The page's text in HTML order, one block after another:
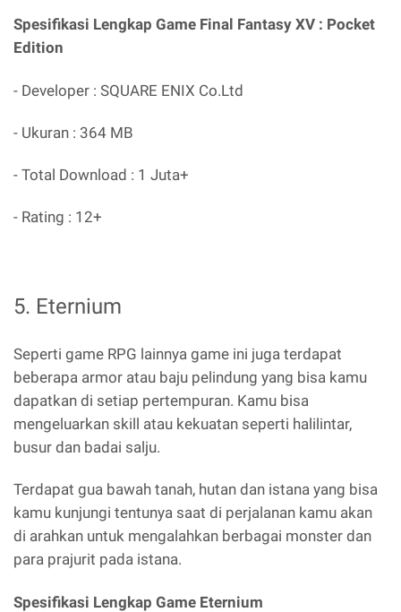
Spesifikasi Lengkap Game Final Fantasy XV : Pocket
Edition
- Developer : SQUARE ENIX Co.Ltd
- Ukuran : 364 MB
- Total Download : 1 Juta+
- Rating : 12+
5. Eternium
Seperti game RPG lainnya game ini juga terdapat
beberapa armor atau baju pelindung yang bisa kamu
dapatkan di setiap pertempuran. Kamu bisa
mengeluarkan skill atau kekuatan seperti halilintar,
busur dan badai salju.
Terdapat gua bawah tanah, hutan dan istana yang bisa
kamu kunjungi tentunya saat di perjalanan kamu akan
di arahkan untuk mengalahkan berbagai monster dan
para prajurit pada istana.
Spesifikasi Lengkap Game Eternium